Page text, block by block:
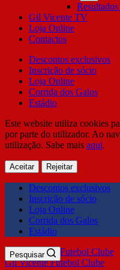
Gil Vicente TV
Loja Online
Contactos
Descontos exclusivos
Inscrição de sócio
Loja Online
Corrida dos Galos
Estádio
Este website utiliza cookies
por parte do utilizador. Ao
utilização. Sabe mais aqui.
Aceitar Rejeitar
Descontos exclusivos
Inscrição de sócio
Loja Online
Corrida dos Galos
Estádio
Gil Vicente Futebol Clube
Pesquisar